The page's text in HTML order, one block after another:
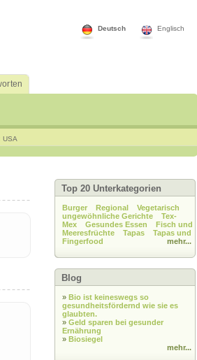
Englisch
Deutsch
USA
Top 20 Unterkategorien
Burger Regional
Vegetarisch
ungewöhnliche Gerichte
Tex-
Mex
Gesundes Essen
Fisch und
Meeresfrüchte
Tapas
Tapas und
Fingerfood
mehr...
Blog
» Bio ist keineswegs so
gesundheitsfördernd wie sie es
glaubten.
» Geld sparen bei gesunder
Ernährung
» Biosiegel
mehr...